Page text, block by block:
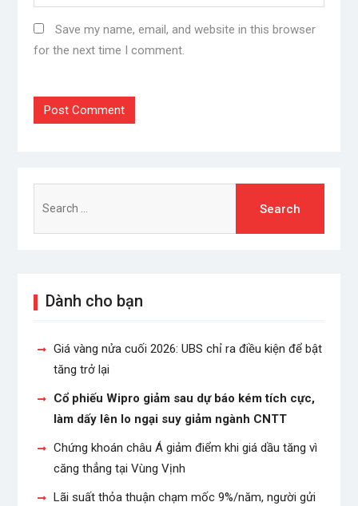
Save my name, email, and website in this browser
for the next time I comment.
for:
Dành cho bạn
Giá vàng nửa cuối 2026: UBS chỉ ra điều kiện để bật
tăng trở lại
Cổ phiếu Wipro giảm sau dự báo kém tích cực,
làm dấy lên lo ngại suy giảm ngành CNTT
Chứng khoán châu Á giảm điểm khi giá dầu tăng vì
căng thẳng tại Vùng Vịnh
Lãi suất thỏa thuận chạm mốc 9%/năm, người gửi